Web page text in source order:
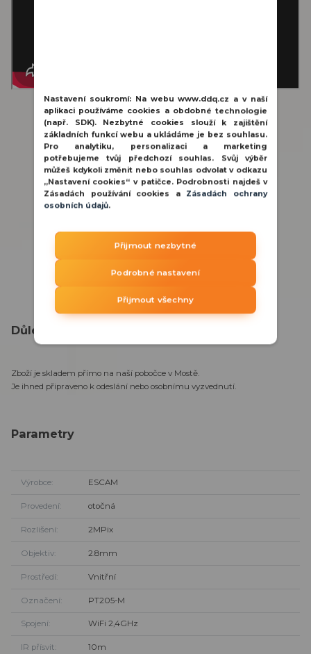
Důležité informace:
Zboží je skladem přímo na naší pobočce v Mostě.
Je ihned připraveno k odeslání nebo osobnímu vyzvednutí.
Parametry
Výrobce ESCAM
Provedení otočná
Rozlišení 2MPix
Objektiv 2.8mm
Prostředí Vnitřní
Označení PT205-M
Spojení WiFi 2,4GHz
IR přísvit 10m
Nastavení soukromí:
Na webu www.ddq.cz a v naší
aplikaci používáme cookies a obdobné technologie
(např. SDK). Nezbytné cookies slouží k zajištění
základních funkcí webu a ukládáme je bez souhlasu.
Pro analytiku, personalizaci a marketing
potřebujeme tvůj předchozí souhlas. Svůj výběr
můžeš kdykoli změnit nebo souhlas odvolat v odkazu
„Nastavení cookies“ v patičce. Podrobnosti najdeš v
Zásadách používání cookies a Zásadách ochrany
osobních údajů.
Přijmout nezbytné
Podrobné nastavení
Přijmout všechny